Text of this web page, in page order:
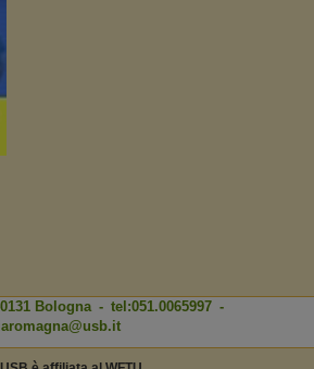
Bologna - tel:051.0065997 -